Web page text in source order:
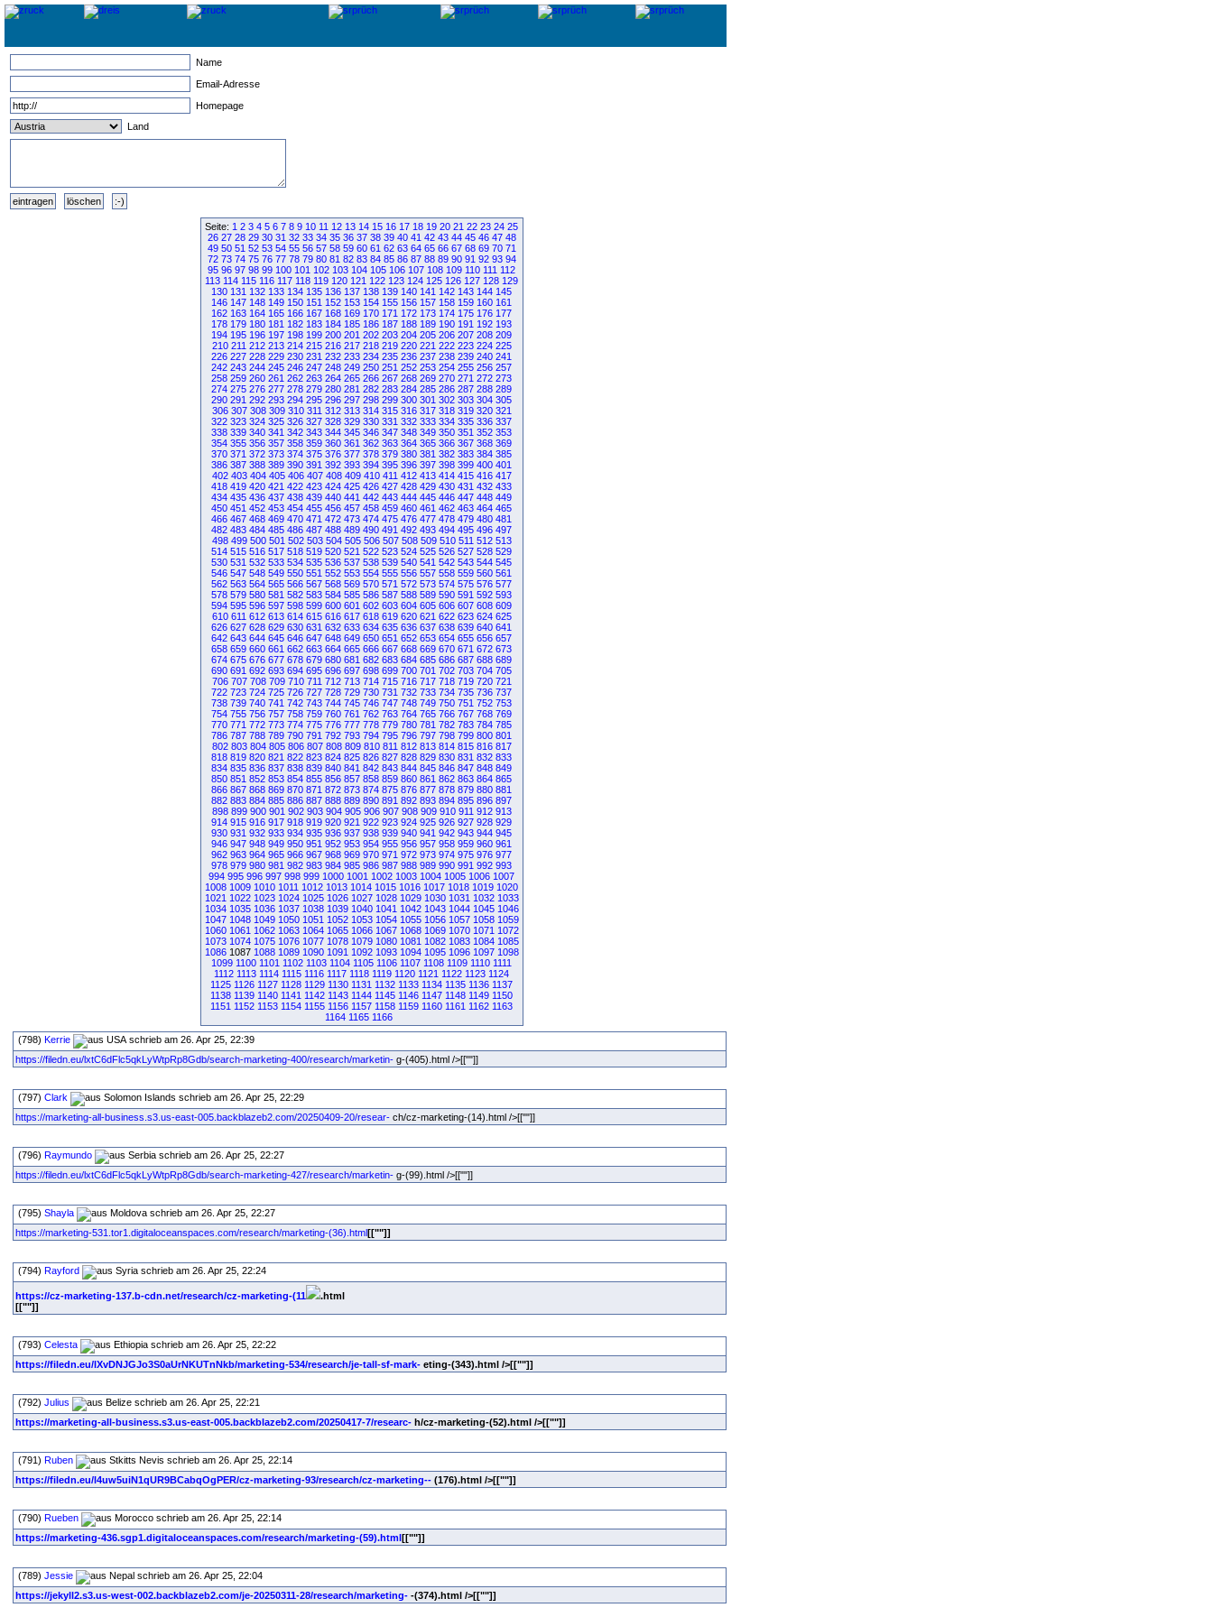
Name
Email-Adresse
Homepage
Land
Seite: 1 2 3 4 5 6 7 8 9 10 11 12 13 14 15 16 17 18 19 20 21 22 23 24 25
26 27 28 29 30 31 32 33 34 35 36 37 38 39 40 41 42 43 44 45 46 47 48
49 50 51 52 53 54 55 56 57 58 59 60 61 62 63 64 65 66 67 68 69 70 71
72 73 74 75 76 77 78 79 80 81 82 83 84 85 86 87 88 89 90 91 92 93 94
95 96 97 98 99 100 101 102 103 104 105 106 107 108 109 110 111 112
113 114 115 116 117 118 119 120 121 122 123 124 125 126 127 128 129
130 131 132 133 134 135 136 137 138 139 140 141 142 143 144 145
146 147 148 149 150 151 152 153 154 155 156 157 158 159 160 161
162 163 164 165 166 167 168 169 170 171 172 173 174 175 176 177
178 179 180 181 182 183 184 185 186 187 188 189 190 191 192 193
194 195 196 197 198 199 200 201 202 203 204 205 206 207 208 209
210 211 212 213 214 215 216 217 218 219 220 221 222 223 224 225
226 227 228 229 230 231 232 233 234 235 236 237 238 239 240 241
242 243 244 245 246 247 248 249 250 251 252 253 254 255 256 257
258 259 260 261 262 263 264 265 266 267 268 269 270 271 272 273
274 275 276 277 278 279 280 281 282 283 284 285 286 287 288 289
290 291 292 293 294 295 296 297 298 299 300 301 302 303 304 305
306 307 308 309 310 311 312 313 314 315 316 317 318 319 320 321
322 323 324 325 326 327 328 329 330 331 332 333 334 335 336 337
338 339 340 341 342 343 344 345 346 347 348 349 350 351 352 353
354 355 356 357 358 359 360 361 362 363 364 365 366 367 368 369
370 371 372 373 374 375 376 377 378 379 380 381 382 383 384 385
386 387 388 389 390 391 392 393 394 395 396 397 398 399 400 401
402 403 404 405 406 407 408 409 410 411 412 413 414 415 416 417
418 419 420 421 422 423 424 425 426 427 428 429 430 431 432 433
434 435 436 437 438 439 440 441 442 443 444 445 446 447 448 449
450 451 452 453 454 455 456 457 458 459 460 461 462 463 464 465
466 467 468 469 470 471 472 473 474 475 476 477 478 479 480 481
482 483 484 485 486 487 488 489 490 491 492 493 494 495 496 497
498 499 500 501 502 503 504 505 506 507 508 509 510 511 512 513
514 515 516 517 518 519 520 521 522 523 524 525 526 527 528 529
530 531 532 533 534 535 536 537 538 539 540 541 542 543 544 545
546 547 548 549 550 551 552 553 554 555 556 557 558 559 560 561
562 563 564 565 566 567 568 569 570 571 572 573 574 575 576 577
578 579 580 581 582 583 584 585 586 587 588 589 590 591 592 593
594 595 596 597 598 599 600 601 602 603 604 605 606 607 608 609
610 611 612 613 614 615 616 617 618 619 620 621 622 623 624 625
626 627 628 629 630 631 632 633 634 635 636 637 638 639 640 641
642 643 644 645 646 647 648 649 650 651 652 653 654 655 656 657
658 659 660 661 662 663 664 665 666 667 668 669 670 671 672 673
674 675 676 677 678 679 680 681 682 683 684 685 686 687 688 689
690 691 692 693 694 695 696 697 698 699 700 701 702 703 704 705
706 707 708 709 710 711 712 713 714 715 716 717 718 719 720 721
722 723 724 725 726 727 728 729 730 731 732 733 734 735 736 737
738 739 740 741 742 743 744 745 746 747 748 749 750 751 752 753
754 755 756 757 758 759 760 761 762 763 764 765 766 767 768 769
770 771 772 773 774 775 776 777 778 779 780 781 782 783 784 785
786 787 788 789 790 791 792 793 794 795 796 797 798 799 800 801
802 803 804 805 806 807 808 809 810 811 812 813 814 815 816 817
818 819 820 821 822 823 824 825 826 827 828 829 830 831 832 833
834 835 836 837 838 839 840 841 842 843 844 845 846 847 848 849
850 851 852 853 854 855 856 857 858 859 860 861 862 863 864 865
866 867 868 869 870 871 872 873 874 875 876 877 878 879 880 881
882 883 884 885 886 887 888 889 890 891 892 893 894 895 896 897
898 899 900 901 902 903 904 905 906 907 908 909 910 911 912 913
914 915 916 917 918 919 920 921 922 923 924 925 926 927 928 929
930 931 932 933 934 935 936 937 938 939 940 941 942 943 944 945
946 947 948 949 950 951 952 953 954 955 956 957 958 959 960 961
962 963 964 965 966 967 968 969 970 971 972 973 974 975 976 977
978 979 980 981 982 983 984 985 986 987 988 989 990 991 992 993
994 995 996 997 998 999 1000 1001 1002 1003 1004 1005 1006 1007
1008 1009 1010 1011 1012 1013 1014 1015 1016 1017 1018 1019 1020
1021 1022 1023 1024 1025 1026 1027 1028 1029 1030 1031 1032 1033
1034 1035 1036 1037 1038 1039 1040 1041 1042 1043 1044 1045 1046
1047 1048 1049 1050 1051 1052 1053 1054 1055 1056 1057 1058 1059
1060 1061 1062 1063 1064 1065 1066 1067 1068 1069 1070 1071 1072
1073 1074 1075 1076 1077 1078 1079 1080 1081 1082 1083 1084 1085
10861087 1088 1089 1090 1091 1092 1093 1094 1095 1096 1097 1098
1099 1100 1101 1102 1103 1104 1105 1106 1107 1108 1109 1110 1111
1112 1113 1114 1115 1116 1117 1118 1119 1120 1121 1122 1123 1124
1125 1126 1127 1128 1129 1130 1131 1132 1133 1134 1135 1136 1137
1138 1139 1140 1141 1142 1143 1144 1145 1146 1147 1148 1149 1150
1151 1152 1153 1154 1155 1156 1157 1158 1159 1160 1161 1162 1163
1164 1165 1166
(798) Kerrie
schrieb am 26. Apr 25, 22:39
https://filedn.eu/lxtC6dFlc5qkLyWtpRp8Gdb/search-marketing-400/research/marketin- g-(405).html />[[""]]
(797) Clark
schrieb am 26. Apr 25, 22:29
https://marketing-all-business.s3.us-east-005.backblazeb2.com/20250409-20/resear- ch/cz-marketing-(14).html />[[""]]
(796) Raymundo
schrieb am 26. Apr 25, 22:27
https://filedn.eu/lxtC6dFlc5qkLyWtpRp8Gdb/search-marketing-427/research/marketin- g-(99).html />[[""]]
(795) Shayla
schrieb am 26. Apr 25, 22:27
https://marketing-531.tor1.digitaloceanspaces.com/research/marketing-(36).html[[""]]
(794) Rayford schrieb am 26. Apr 25, 22:24
https://cz-marketing-137.b-cdn.net/research/cz-marketing-(11
.html
[[""]]
(793) Celesta
schrieb am 26. Apr 25, 22:22
https://filedn.eu/lXvDNJGJo3S0aUrNKUTnNkb/marketing-534/research/je-tall-sf-mark- eting-(343).html />[[""]]
(792) Julius
schrieb am 26. Apr 25, 22:21
https://marketing-all-business.s3.us-east-005.backblazeb2.com/20250417-7/researc- h/cz-marketing-(52).html />[[""]]
(791) Ruben
schrieb am 26. Apr 25, 22:14
https://filedn.eu/l4uw5uiN1qUR9BCabqOgPER/cz-marketing-93/research/cz-marketing-- (176).html />[[""]]
(790) Rueben
schrieb am 26. Apr 25, 22:14
https://marketing-436.sgp1.digitaloceanspaces.com/research/marketing-(59).html[[""]]
(789) Jessie
schrieb am 26. Apr 25, 22:04
https://jekyll2.s3.us-west-002.backblazeb2.com/je-20250311-28/research/marketing- -(374).html />[[""]]